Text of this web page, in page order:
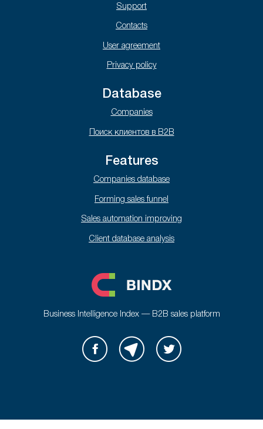
Support
Contacts
User agreement
Privacy policy
Database
Companies
Поиск клиентов в B2B
Features
Companies database
Forming sales funnel
Sales automation improving
Client database analysis
Business Intelligence Index — B2B sales platform